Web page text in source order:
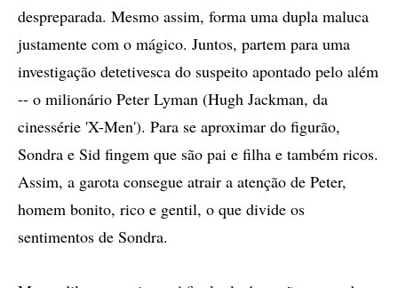
despreparada. Mesmo assim, forma uma dupla maluca
justamente com o mágico. Juntos, partem para uma
investigação detetivesca do suspeito apontado pelo além
-- o milionário Peter Lyman (Hugh Jackman, da
cinessérie 'X-Men'). Para se aproximar do figurão,
Sondra e Sid fingem que são pai e filha e também ricos.
Assim, a garota consegue atrair a atenção de Peter,
homem bonito, rico e gentil, o que divide os
sentimentos de Sondra.